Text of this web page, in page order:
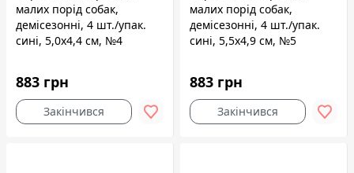
малих порід собак,
демісезонні, 4 шт./упак.
сині, 5,0x4,4 см, №4
883 грн
Закінчився
малих порід собак,
демісезонні, 4 шт./упак.
сині, 5,5x4,9 см, №5
883 грн
Закінчився